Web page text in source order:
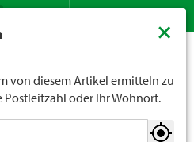
×
von diesem Artikel ermitteln zu
oder Ihr Wohnort.
gilt die Altersgrenze von